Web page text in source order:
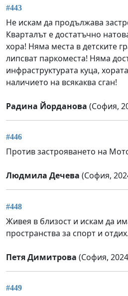
#443
Не искам да продължава
Кварталът е достатъчно
хора! Няма места в детските
липсват паркоместа! Няма
инфраструктурата куца,
наличието на всякаква сган!
Радина Йорданова (София,
#446
Против застрояването на
Людмила Дечева (София,
#448
Живея в близост и искам да
пространства за спорт и отдих.
Петя Димитрова (София,
#449